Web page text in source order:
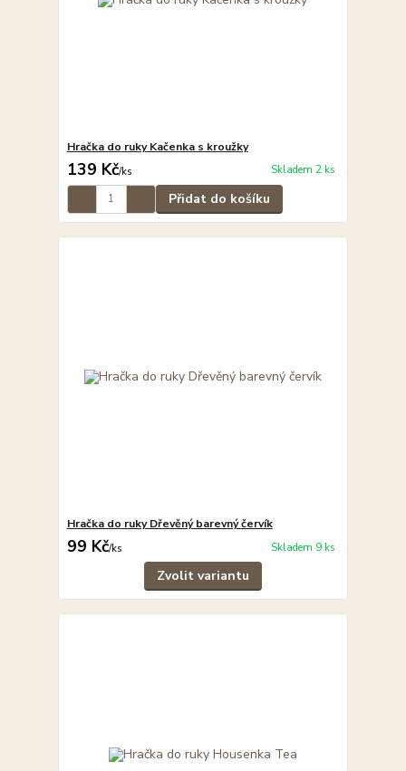
Hračka do ruky Kačenka s kroužky
139 Kč/ks Skladem 2 ks
Přidat do košíku
Hračka do ruky Dřevěný barevný červík
99 Kč/ks Skladem 9 ks
Zvolit variantu